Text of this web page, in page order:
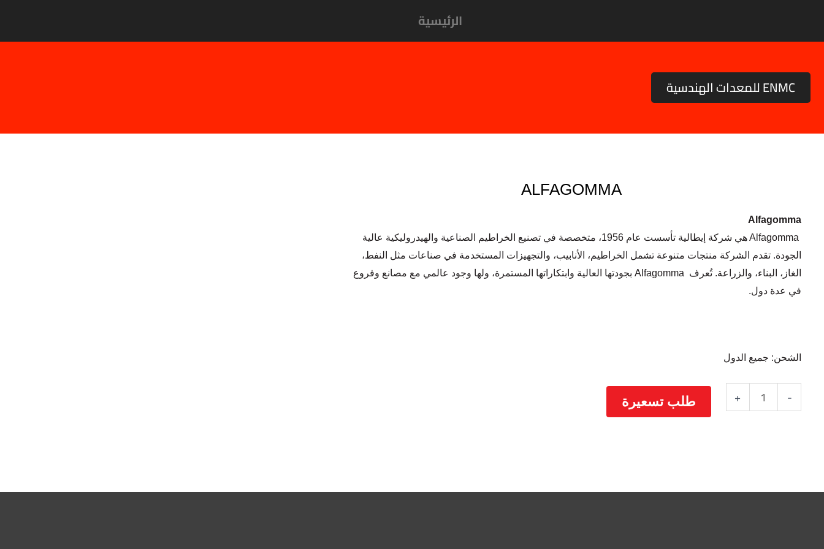
الرئيسية
ENMC للمعدات الهندسية
ALFAGOMMA
Alfagomma
Alfagomma
هي شركة إيطالية تأسست عام 1956، متخصصة في تصنيع الخراطيم الصناعية والهيدروليكية عالية
الجودة. تقدم الشركة منتجات متنوعة تشمل الخراطيم، الأنابيب، والتجهيزات المستخدمة في صناعات مثل النفط،
الغاز، البناء، والزراعة. تُعرف ‏ Alfagomma بجودتها العالية وابتكاراتها المستمرة، ولها وجود عالمي مع مصانع وفروع
في عدة دول.
الشحن: جميع الدول
-
كمية
ALFAGOMMA
+ طلب تسعيرة